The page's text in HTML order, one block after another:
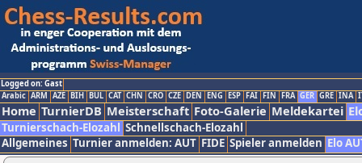
Logged on: Gast
Arabic ARM AZE BIH BUL CAT CHN CRO CZE DEN ENG ESP FAI FIN FRA GER GRE INA
Home TurnierDB Meisterschaft Foto-Galerie Meldekartei
Turnierschach-Elozahl Schnellschach-Elozahl
Allgemeines Turnier anmelden: AUT FIDE Spieler anmelden Elo